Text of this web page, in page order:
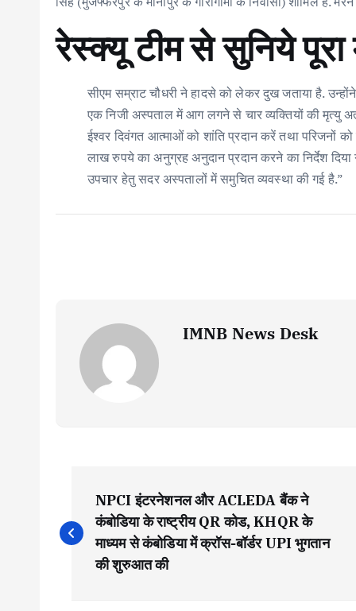
रेस्क्यू टीम से सुनिये पूरा
सीएम सम्राट चौधरी ने हादसे को लेकर दुख जताया है.
एक निजी अस्पताल में आग लगने से चार व्यक्तियों की मृत्यु
ईश्वर दिवंगत आत्माओं को शांति प्रदान करें तथा
लाख रुपये का अनुग्रह अनुदान प्रदान करने का निर्देश
उपचार हेतु सदर अस्पतालों में समुचित व्यवस्था की गई है.”
IMNB News Desk
o
NPCI इंटरनेशनल और ACLEDA बैंक ने
कंबोडिया के राष्ट्रीय QR कोड, KHQR के
माध्यम से कंबोडिया में क्रॉस-बॉर्डर UPI भुगतान
की शुरुआत की